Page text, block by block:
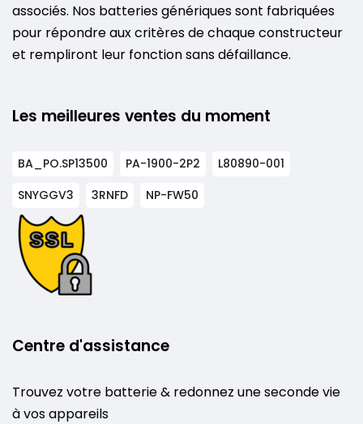
associés. Nos batteries génériques sont fabriquées
pour répondre aux critères de chaque constructeur
et rempliront leur fonction sans défaillance.
Les meilleures ventes du moment
BA_PO.SP13500 PA-1900-2P2
L80890-001
SNYGGV3
3RNFD NP-FW50
Centre d'assistance
Trouvez votre batterie & redonnez une seconde vie
à vos appareils